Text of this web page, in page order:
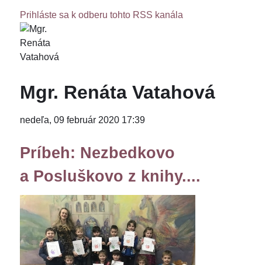
Prihláste sa k odberu tohto RSS kanála
Mgr. Renáta Vatahová
nedeľa, 09 február 2020 17:39
Príbeh: Nezbedkovo
a Posluškovo z knihy....